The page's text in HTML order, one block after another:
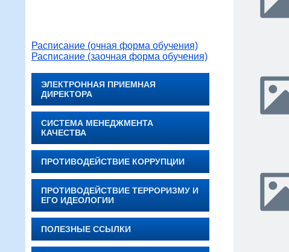
Расписание (очная форма обучения)
Расписание (заочная форма обучения)
ЭЛЕКТРОННАЯ ПРИЕМНАЯ
ДИРЕКТОРА
СИСТЕМА МЕНЕДЖМЕНТА
КАЧЕСТВА
ПРОТИВОДЕЙСТВИЕ КОРРУПЦИИ
ПРОТИВОДЕЙСТВИЕ ТЕРРОРИЗМУ И
ЕГО ИДЕОЛОГИИ
ПОЛЕЗНЫЕ ССЫЛКИ